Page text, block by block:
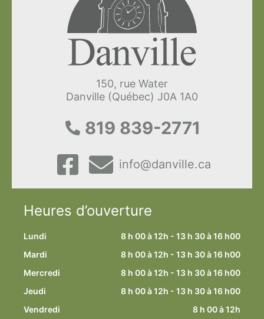
150, rue Water
Danville (Québec) J0A 1A0
819 839-2771
info@danville.ca
Heures d’ouverture
Lundi
8 h 00 à 12h - 13 h 30 à 16 h00
Mardi
8 h 00 à 12h - 13 h 30 à 16 h00
Mercredi
8 h 00 à 12h - 13 h 30 à 16 h00
Jeudi
8 h 00 à 12h - 13 h 30 à 16 h00
Vendredi
8 h 00 à 12h